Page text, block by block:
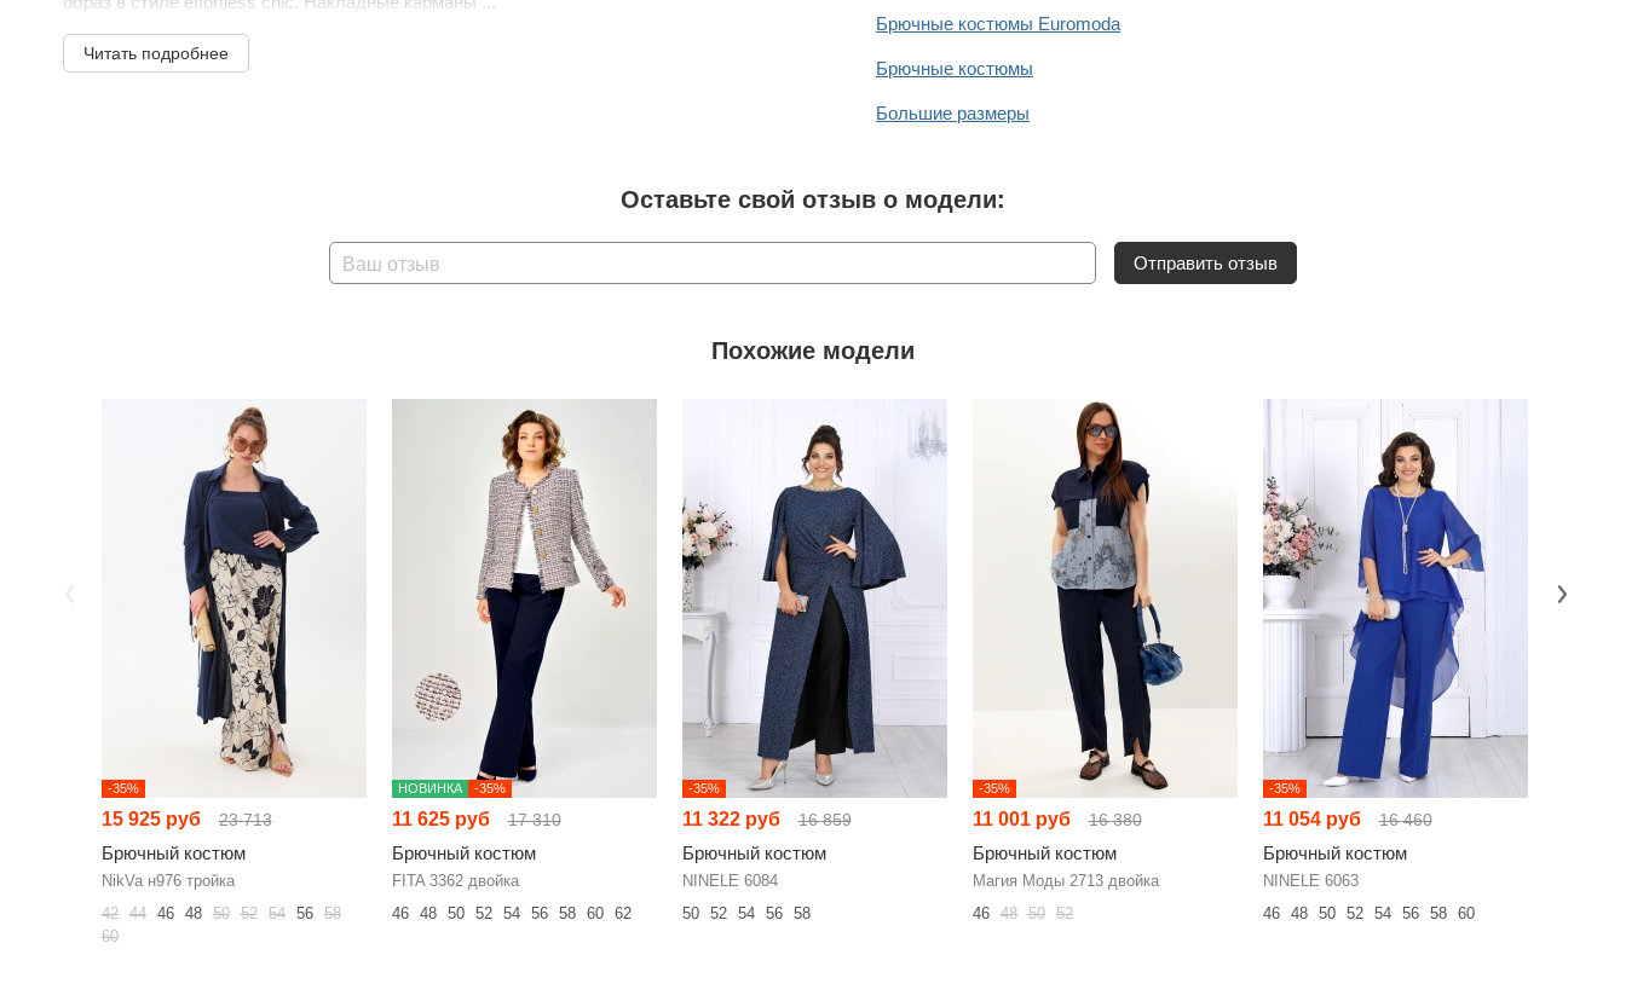
Читать подробнее
Брючные костюмы Euromoda
Брючные костюмы
Большие размеры
Оставьте свой отзыв о модели:
Ваш отзыв Отправить отзыв
Похожие модели
-35%
15 925 руб 23 713
Брючный костюм
NikVa н976 тройка
42 44 46 48 50 52 54 56 58
60
НОВИНКА -35%
11 625 руб 17 310
Брючный костюм
FITA 3362 двойка
46
48 50 52 54 56 58 60 62
-35%
11 322 руб 16 859
Брючный костюм
NINELE 6084
50
52 54 56 58
-35%
11 001 руб 16 380
Брючный костюм
Магия Моды 2713 двойка
46 48 50 52
-35%
11 054 руб 16 460
Брючный костюм
NINELE 6063
46
48 50 52 54 56 58 60